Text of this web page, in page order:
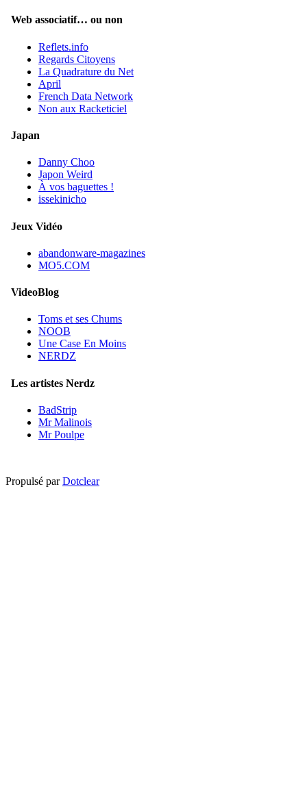
Web associatif… ou non
Reflets.info
Regards Citoyens
La Quadrature du Net
April
French Data Network
Non aux Racketiciel
Japan
Danny Choo
Japon Weird
À vos baguettes !
issekinicho
Jeux Vidéo
abandonware-magazines
MO5.COM
VideoBlog
Toms et ses Chums
NOOB
Une Case En Moins
NERDZ
Les artistes Nerdz
BadStrip
Mr Malinois
Mr Poulpe
Propulsé parDotclear